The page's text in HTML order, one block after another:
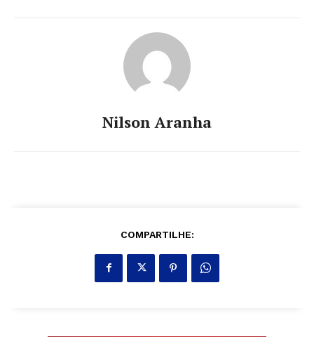
Nilson Aranha
COMPARTILHE: